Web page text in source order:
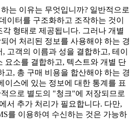
는 이유는 무엇입니까? 일반적으로
이터를 구조화하고 조작하는 것이
형태로 제공됩니다. 그러나 개별
어 처리된 정보를 사용해야 하는 경
고객의 이름과 성을 결합하고, 테이
요소를 결합하고, 텍스트와 개별 단
고, 총 구매 비용을 합산해야 하는 경
이스에 있는 정보에 대한 통계를 표
으로 별도의 "청크"에 저장되므로
서 추가 처리가 필요합니다. 다만,
를 이용하여 수신하는 것은 가능하